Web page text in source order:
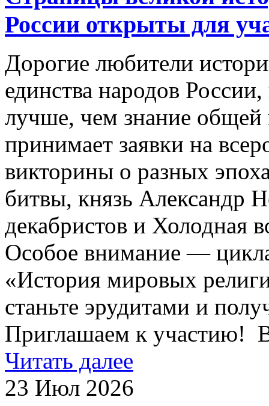
России открыты для
Дорогие любители
единства народов
лучше, чем знание
принимает заявки на
викторины о разных
битвы, князь Александр
декабристов и Холодная
Особое внимание —
«История мировых
станьте эрудитами и
Приглашаем к участию!
Читать далее
23 Июл 2026